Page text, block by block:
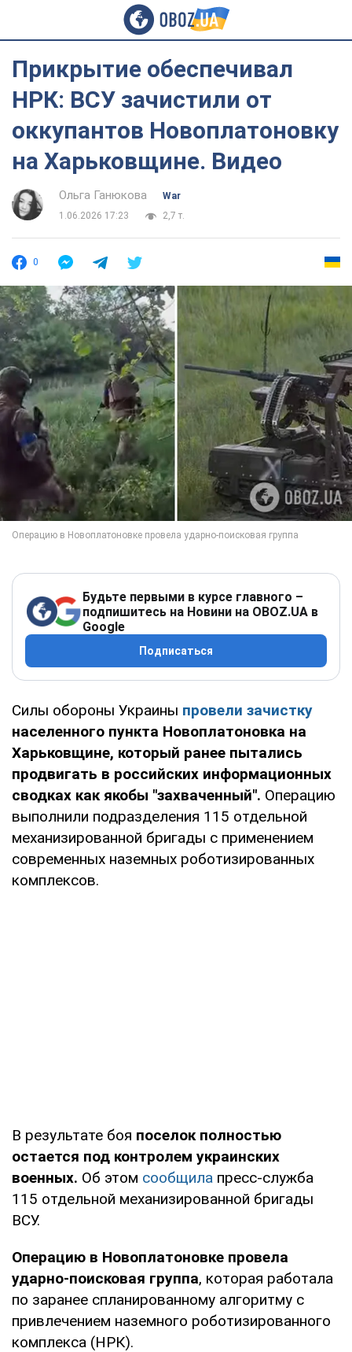
Прикрытие обеспечивал
НРК: ВСУ зачистили от
оккупантов Новоплатоновку
на Харьковщине. Видео
Ольга Ганюкова
War
1.06.2026 17:23
2,7 т.
0
Будьте первыми в курсе главного –
подпишитесь на Новини на OBOZ.UA в
Google
Подписаться
Силы обороны Украины провели зачистку
населенного пункта Новоплатоновка на
Харьковщине, который ранее пытались
продвигать в российских информационных
сводках как якобы "захваченный". Операцию
выполнили подразделения 115 отдельной
механизированной бригады с применением
современных наземных роботизированных
комплексов.
В результате боя поселок полностью
остается под контролем украинских
военных. Об этом сообщила пресс-служба
115 отдельной механизированной бригады
ВСУ.
Операцию в Новоплатоновке провела
ударно-поисковая группа, которая работала
по заранее спланированному алгоритму с
привлечением наземного роботизированного
комплекса (НРК).